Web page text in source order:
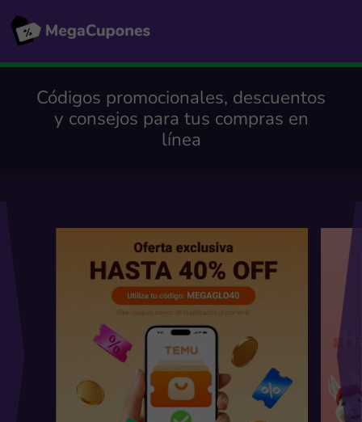
Códigos promocionales, descuentos
y consejos para tus compras en
línea